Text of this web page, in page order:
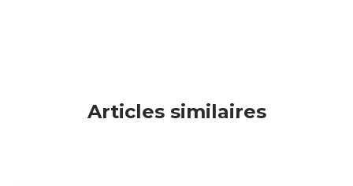
Articles similaires